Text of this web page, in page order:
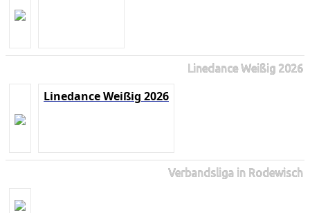
Linedance Weißig 2026
Linedance Weißig 2026
Verbandsliga in Rodewisch